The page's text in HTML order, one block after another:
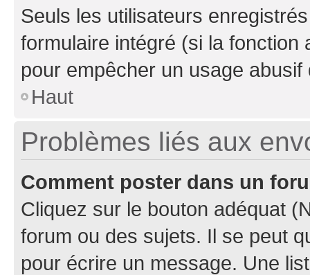
Seuls les utilisateurs
formulaire intégré (si la fonction
pour empêcher un usage
Haut
Problèmes liés aux
Comment poster dans un
Cliquez sur le bouton adéquat
forum ou des sujets. Il se peut
pour écrire un message. Une